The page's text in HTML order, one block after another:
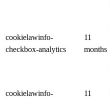
cookielawinfo-
checkbox-analytics
11
months
cookielawinfo-
11